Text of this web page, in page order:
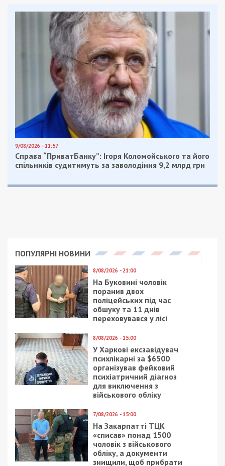
Facebook
Telegram
Twitter
WhatsApp
ViberEmail
Категории:Суспільство| Метки:
Днепропетровская область
Рекламні блоки дають нам змогу
отримувати найсвіжіші новини під ними.
Читайте також
Предыдущая статья:
В Днепр приедет основатель британской
группы Urian Heep Кен Хенсли
Следующая статья:
С космодрома во французской Гвиане
взлетела ракета с двигателем из Днепра
СУСПІЛЬСТВО